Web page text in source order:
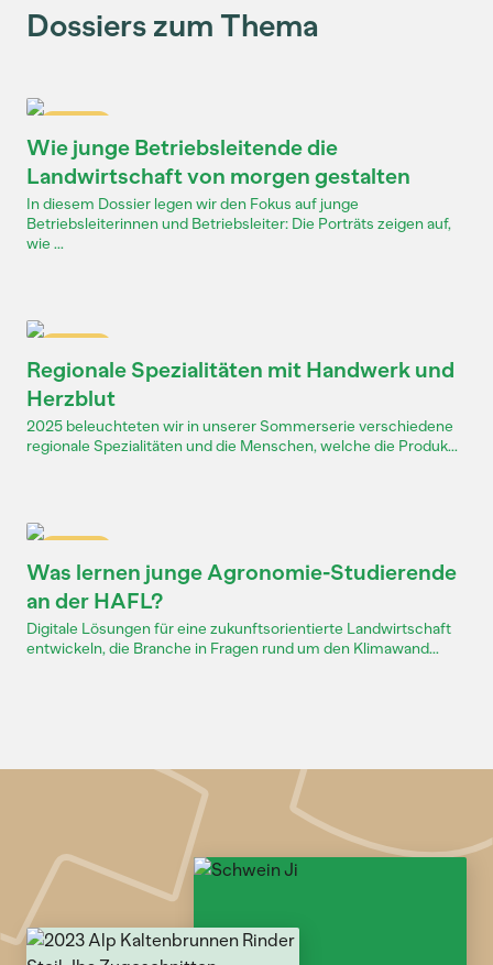
Dossiers zum Thema
Wie junge Betriebsleitende die
Landwirtschaft von morgen gestalten
In diesem Dossier legen wir den Fokus auf junge
Betriebsleiterinnen und Betriebsleiter: Die Porträts zeigen auf,
wie ...
Regionale Spezialitäten mit Handwerk und
Herzblut
2025 beleuchteten wir in unserer Sommerserie verschiedene
regionale Spezialitäten und die Menschen, welche die Produk...
Was lernen junge Agronomie-Studierende
an der HAFL?
Digitale Lösungen für eine zukunftsorientierte Landwirtschaft
entwickeln, die Branche in Fragen rund um den Klimawand...